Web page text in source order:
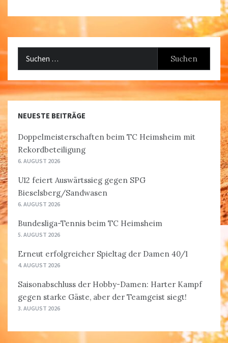
NEUESTE BEITRÄGE
Doppelmeisterschaften beim TC Heimsheim mit
Rekordbeteiligung
6. AUGUST 2026
U12 feiert Auswärtssieg gegen SPG
Bieselsberg/Sandwasen
6. AUGUST 2026
Bundesliga-Tennis beim TC Heimsheim
5. AUGUST 2026
Erneut erfolgreicher Spieltag der Damen 40/1
4. AUGUST 2026
Saisonabschluss der Hobby-Damen: Harter Kampf
gegen starke Gäste, aber der Teamgeist siegt!
3. AUGUST 2026